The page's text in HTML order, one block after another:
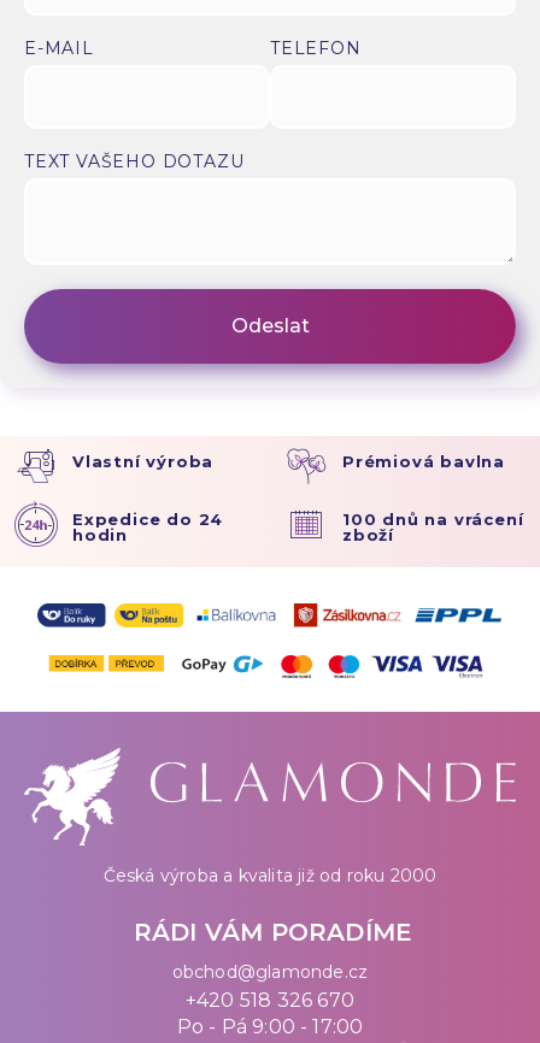
E-MAIL TELEFON
TEXT VAŠEHO DOTAZU
Vlastní výroba Prémiová bavlna
Expedice do 24
hodin
100 dnů na vrácení
zboží
Česká výroba a kvalita již od roku 2000
RÁDI VÁM PORADÍME
obchod@glamonde.cz
+420 518 326 670
Po - Pá 9:00 - 17:00